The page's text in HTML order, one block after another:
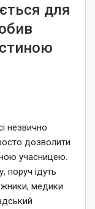
для
незвично
дозволити
учасницею.
поруч ідуть
медики